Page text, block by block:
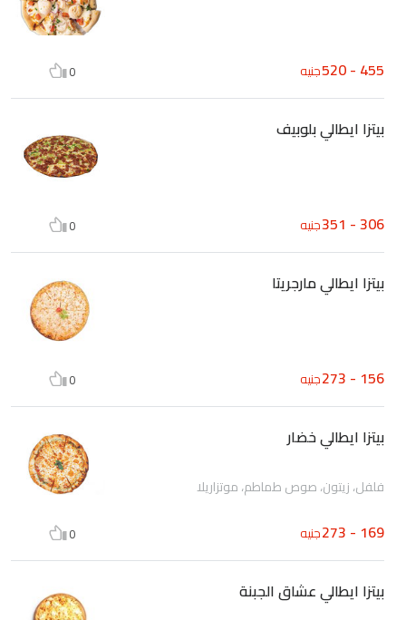
455 - 520 جنيه 0
بيتزا ايطالي بلوبيف
306 - 351 جنيه 0
بيتزا ايطالي مارجريتا
156 - 273 جنيه 0
بيتزا ايطالي خضار
فلفل، زيتون، صوص طماطم، موتزاريلا
169 - 273 جنيه 0
بيتزا ايطالي عشاق الجبنة